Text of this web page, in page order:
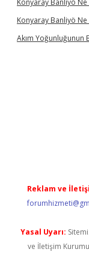
Konyaray Banliyö
Konyaray Banliyö
Akım Yoğunluğunun
Reklam ve
Yasal Uyarı:
ve İletişim